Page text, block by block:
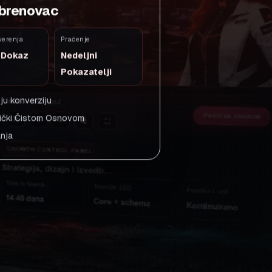
Praćenje
Nedeljni
Pokazatelji
konverziju
Čistom Osnovom